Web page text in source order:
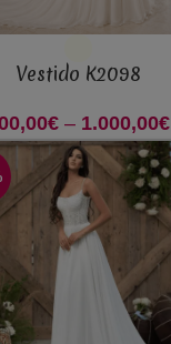
Vestido K2098
€ – 1.000,00€